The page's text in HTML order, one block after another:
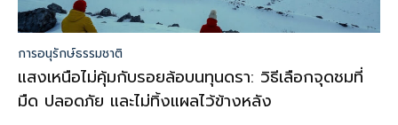
การอนุรักษ์ธรรมชาติ
แสงเหนือไม่คุ้มกับรอยล้อบนทุนดรา: วิธีเลือกจุดชมที่
มืด ปลอดภัย และไม่ทิ้งแผลไว้ข้างหลัง